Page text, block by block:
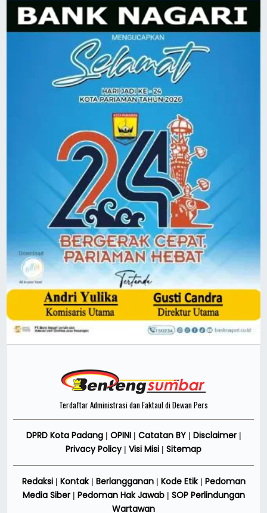
Terdaftar Administrasi dan Faktaul di Dewan Pers
DPRD Kota Padang| OPINI| Catatan BY| Disclaimer|
Privacy Policy| Visi Misi | Sitemap
Redaksi| Kontak| Berlangganan| Kode Etik| Pedoman
Media Siber| Pedoman Hak Jawab| SOP Perlindungan
Wartawan